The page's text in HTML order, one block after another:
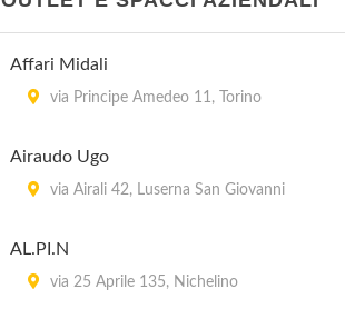
Affari Midali
via Principe Amedeo 11, Torino
Airaudo Ugo
via Airali 42, Luserna San Giovanni
AL.PI.N
via 25 Aprile 135, Nichelino